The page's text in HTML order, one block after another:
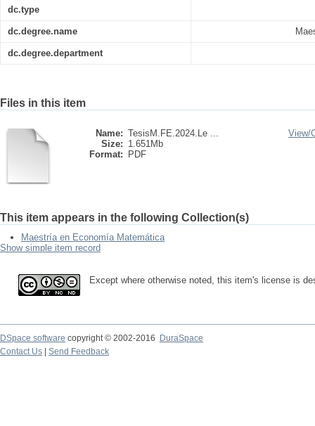
dc.type
dc.degree.name
dc.degree.department
Files in this item
Name: TesisM.FE.2024.Le ...
Size: 1.651Mb
Format:
PDF
View/
This item appears in the following Collection(s)
Maestría en Economía Matemática
Show simple item record
Except where otherwise noted, this item's license is
DSpace software copyright © 2002-2016
DuraSpace
Contact Us
Send Feedback